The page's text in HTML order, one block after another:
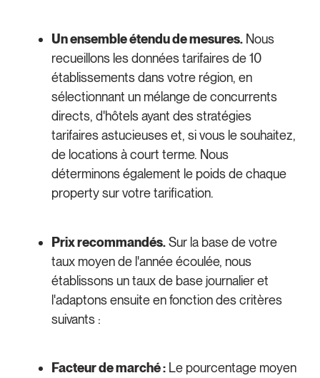
Un ensemble étendu de mesures. Nous
recueillons les données tarifaires de 10
établissements dans votre région, en
sélectionnant un mélange de concurrents
directs, d'hôtels ayant des stratégies
tarifaires astucieuses et, si vous le souhaitez,
de locations à court terme. Nous
déterminons également le poids de chaque
property sur votre tarification.
Prix recommandés.Sur la base de votre
taux moyen de l'année écoulée, nous
établissons un taux de base journalier et
l'adaptons ensuite en fonction des critères
suivants :
Facteur de marché : Le pourcentage moyen